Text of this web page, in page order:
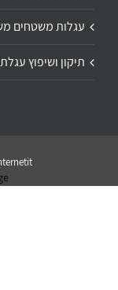
עגלות משטחים
תיקון ושיפוץ